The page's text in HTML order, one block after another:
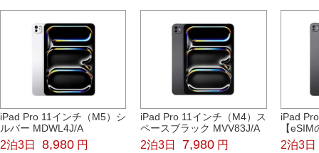
iPad Pro 11インチ（M5）シ
ルバー MDWL4J/A
2泊3日 8,980 円
iPad Pro 11インチ（M4）ス
ペースブラック MVV83J/A
2泊3日 7,980 円
iPad
【
2泊3日